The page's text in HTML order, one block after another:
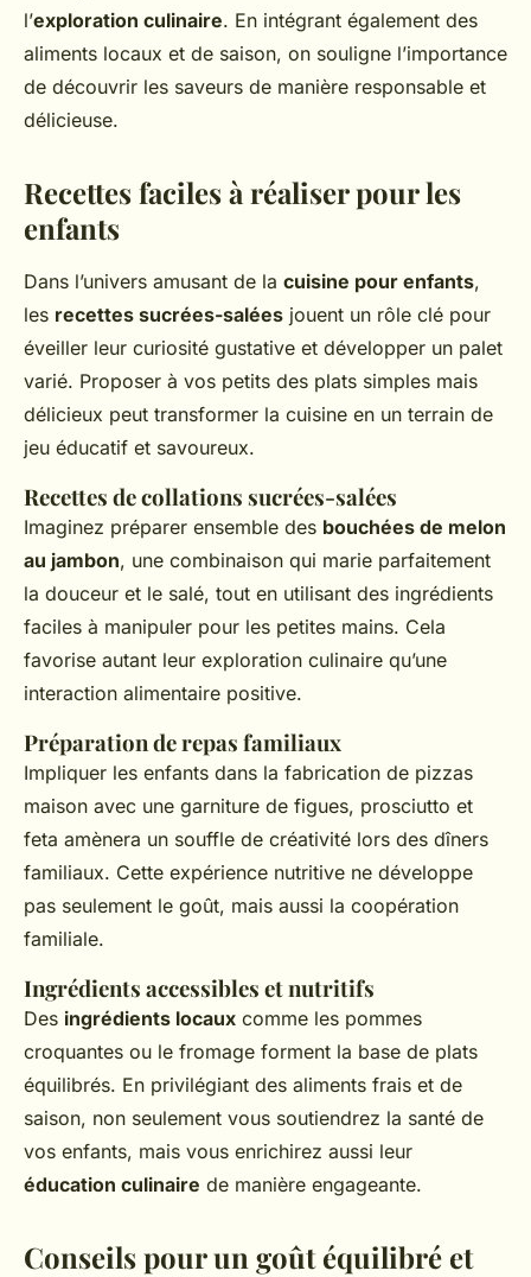
l’exploration culinaire. En intégrant également des
aliments locaux et de saison, on souligne l’importance
de découvrir les saveurs de manière responsable et
délicieuse.
Recettes faciles à réaliser pour les
enfants
Dans l’univers amusant de la cuisine pour enfants,
les recettes sucrées-salées jouent un rôle clé pour
éveiller leur curiosité gustative et développer un palet
varié. Proposer à vos petits des plats simples mais
délicieux peut transformer la cuisine en un terrain de
jeu éducatif et savoureux.
Recettes de collations sucrées-salées
Imaginez préparer ensemble des bouchées de melon
au jambon, une combinaison qui marie parfaitement
la douceur et le salé, tout en utilisant des ingrédients
faciles à manipuler pour les petites mains. Cela
favorise autant leur exploration culinaire qu’une
interaction alimentaire positive.
Préparation de repas familiaux
Impliquer les enfants dans la fabrication de pizzas
maison avec une garniture de figues, prosciutto et
feta amènera un souffle de créativité lors des dîners
familiaux. Cette expérience nutritive ne développe
pas seulement le goût, mais aussi la coopération
familiale.
Ingrédients accessibles et nutritifs
Des ingrédients locaux comme les pommes
croquantes ou le fromage forment la base de plats
équilibrés. En privilégiant des aliments frais et de
saison, non seulement vous soutiendrez la santé de
vos enfants, mais vous enrichirez aussi leur
éducation culinaire de manière engageante.
Conseils pour un goût équilibré et